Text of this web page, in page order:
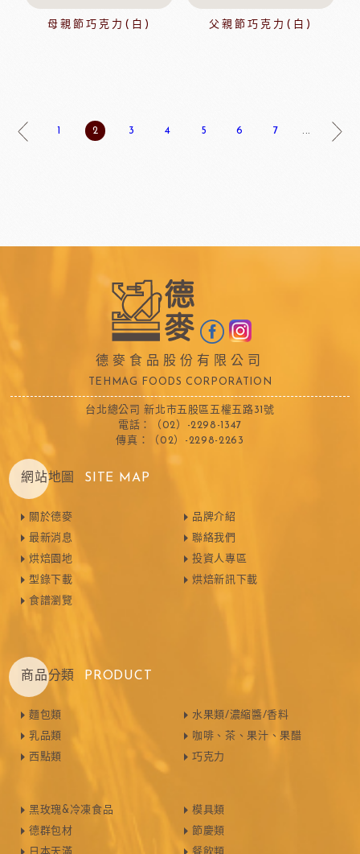
母親節巧克力(白) 父親節巧克力(白)
1 2 3 4 5 6 7 ...
德麥食品股份有限公司
TEHMAG FOODS CORPORATION
台北總公司 新北市五股區五權五路31號
電話：（02）-2298-1347
傳真：（02）-2298-2263
網站地圖 SITE MAP
關於德麥
最新消息
烘焙園地
型錄下載
食譜瀏覽
品牌介紹
聯絡我們
投資人專區
烘焙新訊下載
商品分類 PRODUCT
麵包類
乳品類
西點類
水果類/濃縮醬/香料
咖啡、茶、果汁、果醋
巧克力
黑玫瑰&冷凍食品
德群包材
日本天滿
模具類
節慶類
餐飲類